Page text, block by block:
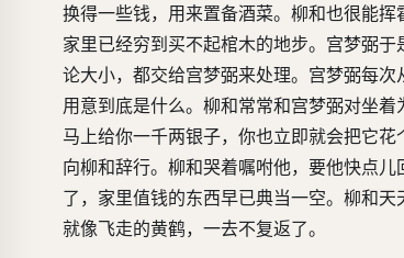
换得一些钱，用来置备酒菜。柳和也很能
家里已经穷到买不起棺木的地步。宫梦弼
论大小，都交给宫梦弼来处理。宫梦弼每
用意到底是什么。柳和常常和宫梦弼对坐
马上给你一千两银子，你也立即就会把它
向柳和辞行。柳和哭着嘱咐他，要他快点
了，家里值钱的东西早已典当一空。柳和
就像飞走的黄鹤，一去不复返了。